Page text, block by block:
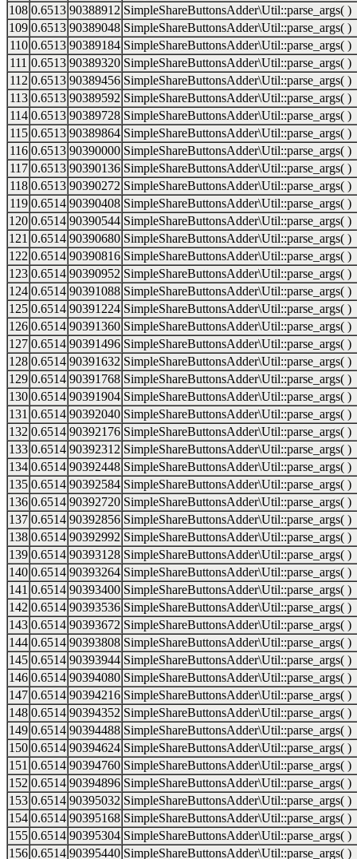
108 0.6513 90388912 SimpleShareButtonsAdder\Util::parse_args( )
109 0.6513 90389048 SimpleShareButtonsAdder\Util::parse_args( )
110 0.6513 90389184 SimpleShareButtonsAdder\Util::parse_args( )
111 0.6513 90389320 SimpleShareButtonsAdder\Util::parse_args( )
112 0.6513 90389456 SimpleShareButtonsAdder\Util::parse_args( )
113 0.6513 90389592 SimpleShareButtonsAdder\Util::parse_args( )
114 0.6513 90389728 SimpleShareButtonsAdder\Util::parse_args( )
115 0.6513 90389864 SimpleShareButtonsAdder\Util::parse_args( )
116 0.6513 90390000 SimpleShareButtonsAdder\Util::parse_args( )
117 0.6513 90390136 SimpleShareButtonsAdder\Util::parse_args( )
118 0.6513 90390272 SimpleShareButtonsAdder\Util::parse_args( )
119 0.6514 90390408 SimpleShareButtonsAdder\Util::parse_args( )
120 0.6514 90390544 SimpleShareButtonsAdder\Util::parse_args( )
121 0.6514 90390680 SimpleShareButtonsAdder\Util::parse_args( )
122 0.6514 90390816 SimpleShareButtonsAdder\Util::parse_args( )
123 0.6514 90390952 SimpleShareButtonsAdder\Util::parse_args( )
124 0.6514 90391088 SimpleShareButtonsAdder\Util::parse_args( )
125 0.6514 90391224 SimpleShareButtonsAdder\Util::parse_args( )
126 0.6514 90391360 SimpleShareButtonsAdder\Util::parse_args( )
127 0.6514 90391496 SimpleShareButtonsAdder\Util::parse_args( )
128 0.6514 90391632 SimpleShareButtonsAdder\Util::parse_args( )
129 0.6514 90391768 SimpleShareButtonsAdder\Util::parse_args( )
130 0.6514 90391904 SimpleShareButtonsAdder\Util::parse_args( )
131 0.6514 90392040 SimpleShareButtonsAdder\Util::parse_args( )
132 0.6514 90392176 SimpleShareButtonsAdder\Util::parse_args( )
133 0.6514 90392312 SimpleShareButtonsAdder\Util::parse_args( )
134 0.6514 90392448 SimpleShareButtonsAdder\Util::parse_args( )
135 0.6514 90392584 SimpleShareButtonsAdder\Util::parse_args( )
136 0.6514 90392720 SimpleShareButtonsAdder\Util::parse_args( )
137 0.6514 90392856 SimpleShareButtonsAdder\Util::parse_args( )
138 0.6514 90392992 SimpleShareButtonsAdder\Util::parse_args( )
139 0.6514 90393128 SimpleShareButtonsAdder\Util::parse_args( )
140 0.6514 90393264 SimpleShareButtonsAdder\Util::parse_args( )
141 0.6514 90393400 SimpleShareButtonsAdder\Util::parse_args( )
142 0.6514 90393536 SimpleShareButtonsAdder\Util::parse_args( )
143 0.6514 90393672 SimpleShareButtonsAdder\Util::parse_args( )
144 0.6514 90393808 SimpleShareButtonsAdder\Util::parse_args( )
145 0.6514 90393944 SimpleShareButtonsAdder\Util::parse_args( )
146 0.6514 90394080 SimpleShareButtonsAdder\Util::parse_args( )
147 0.6514 90394216 SimpleShareButtonsAdder\Util::parse_args( )
148 0.6514 90394352 SimpleShareButtonsAdder\Util::parse_args( )
149 0.6514 90394488 SimpleShareButtonsAdder\Util::parse_args( )
150 0.6514 90394624 SimpleShareButtonsAdder\Util::parse_args( )
151 0.6514 90394760 SimpleShareButtonsAdder\Util::parse_args( )
152 0.6514 90394896 SimpleShareButtonsAdder\Util::parse_args( )
153 0.6514 90395032 SimpleShareButtonsAdder\Util::parse_args( )
154 0.6514 90395168 SimpleShareButtonsAdder\Util::parse_args( )
155 0.6514 90395304 SimpleShareButtonsAdder\Util::parse_args( )
156 0.6514 90395440 SimpleShareButtonsAdder\Util::parse_args( )